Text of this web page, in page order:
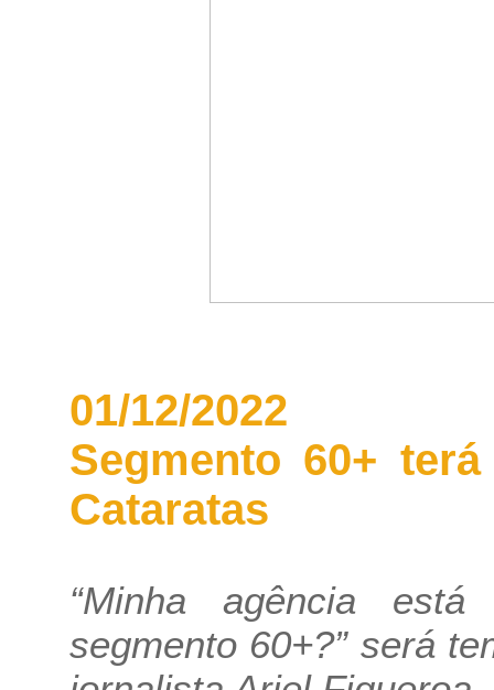
01/12/2022
Segmento 60+
Cataratas
“Minha agência
segmento 60+?” será